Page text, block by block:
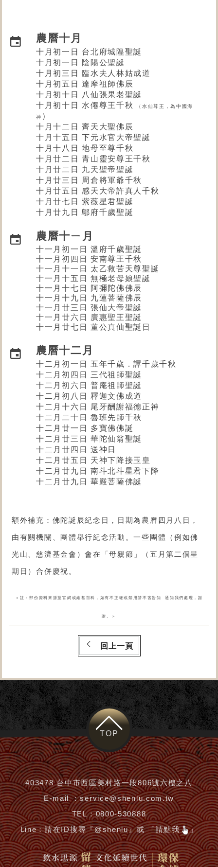
農曆十月
十月初一日 台北府城隍聖誕
十月初一日 陰陽公聖誕
十月初三日臨水夫人林姑成道
十月初五日 達摩祖師佛辰
十月初十日 八仙張果老聖誕
十月初十日 水僊尊王千秋
（水仙尊王
，為中國海
神 ）
十月十二日 齊天大聖佛辰
十月十五日下元水官大帝聖誕
十月十八日 地母至尊千秋
十月廿二日 青山靈安尊王千秋
十月廿二日 九天聖帝聖誕
十月廿三日 周倉將軍爺千秋
十月廿五日 感天大帝許真人千秋
十月廿七日 紫薇星君聖誕
十月廿九日 鄔府千歲聖誕
農曆十ㄧ月
十一月初一日 溫府千歲聖誕
十一月初四日 安南尊王千秋
十一月十一日 太乙救苦天尊聖誕
十一月十五日 無極老母娘聖誕
十一月十七日 阿彌陀佛佛辰
十一月十九日 九蓮菩薩佛辰
十一月廿三日 張仙大帝聖誕
十一月廿六日 廣惠聖王聖誕
十一月廿七日 董公真仙聖誕日
農曆十二月
十二月初一日 五年千歲．譚千歲千秋
十二月初四日 三代祖師聖誕
十二月初六日 普庵祖師聖誕
十二月初八日 釋迦文佛成道
十二月十六日 尾牙酬謝福德正神
十二月二十日 魯班先師千秋
十二月廿一日 多寶佛佛誕
十二月廿三日 華陀仙翁聖誕
十二月廿四日 送神日
十二月廿五日 天神下降接玉皇
十二月廿九日 南斗北斗星君下降
十二月廿九日 華嚴菩薩佛誕
額外補充：佛陀誕辰紀念日，日期為農曆四月八日，
由有關機關、團體舉行紀念活動。一些團體（例如佛
光山
、慈濟基金會）會在「母親節」（五月第二個星
期日）合併慶祝。
＜註：部份資料來源至官網或維基百科，如有不正確或禁用請不吝告知 通知我們處理，謝
謝。＞
回上一頁
TOP
403478 台中市西區美村路一段806號六樓之八
E-mail ：service@shenlu.com.tw
TEL：0800-530888
Line：請在ID搜尋『@shenlu』或 「請點我 」